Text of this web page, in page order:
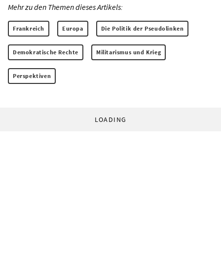
Mehr zu den Themen dieses Artikels:
Frankreich Europa Die Politik der Pseudolinken
Demokratische Rechte Militarismus und Krieg
Perspektiven
LOADING